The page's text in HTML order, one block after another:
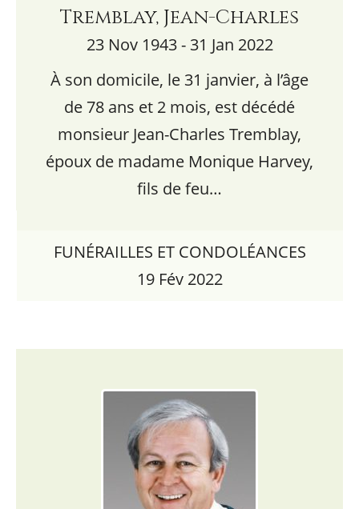
Tremblay, Jean-Charles
23 Nov 1943 - 31 Jan 2022
À son domicile, le 31 janvier, à l’âge
de 78 ans et 2 mois, est décédé
monsieur Jean-Charles Tremblay,
époux de madame Monique Harvey,
fils de feu…
FUNÉRAILLES ET CONDOLÉANCES
19 Fév 2022